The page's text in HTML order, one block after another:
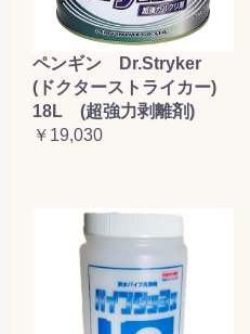
ペンギン Dr.Stryker
(ドクターストライカー)
18L (超強力剥離剤)
￥19,030